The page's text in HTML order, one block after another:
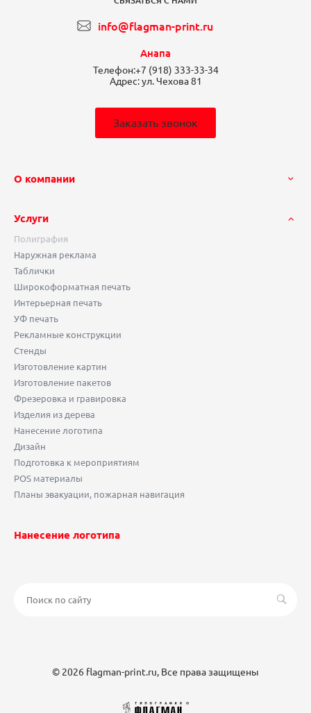
info@flagman-print.ru
Анапа
Телефон:+7 (918) 333-33-34
Адрес:ул. Чехова 81
Заказать звонок
О компании
Услуги
Полиграфия
Наружная реклама
Таблички
Широкоформатная печать
Интерьерная печать
УФ печать
Рекламные конструкции
Стенды
Изготовление картин
Изготовление пакетов
Фрезеровка и гравировка
Изделия из дерева
Нанесение логотипа
Дизайн
Подготовка к мероприятиям
POS материалы
Планы эвакуации, пожарная навигация
Нанесение логотипа
© 2026 flagman-print.ru, Все права защищены